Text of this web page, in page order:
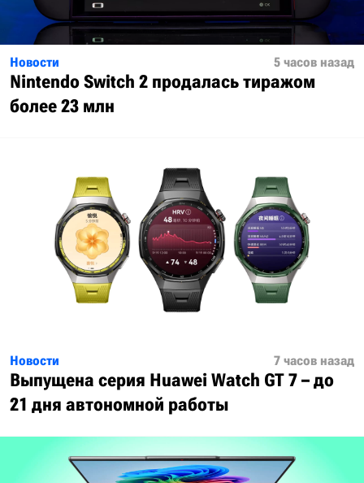
Новости 5 часов назад
Nintendo Switch 2 продалась тиражом
более 23 млн
Новости 7 часов назад
Выпущена серия Huawei Watch GT 7 – до
21 дня автономной работы